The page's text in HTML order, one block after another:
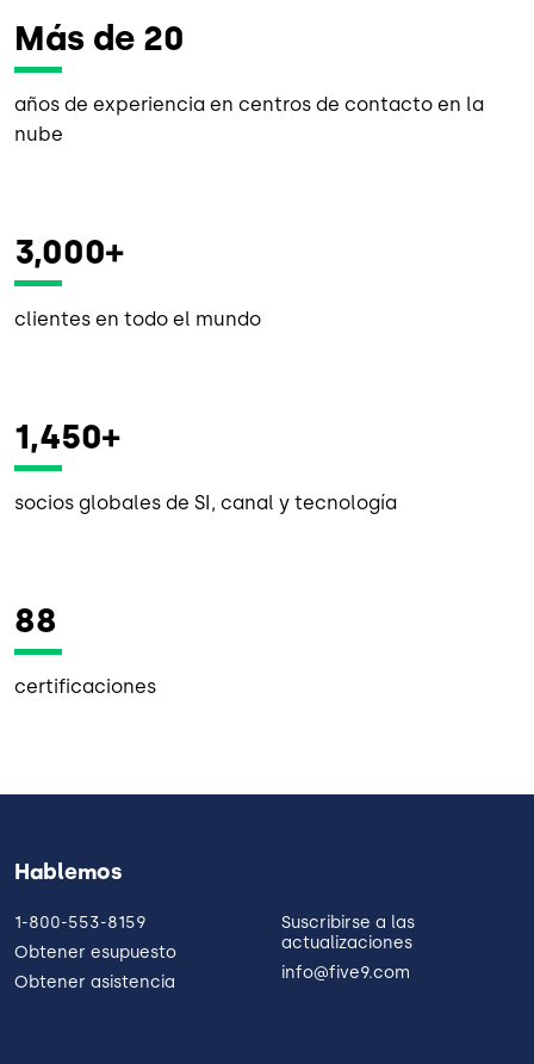
Más de 20
años de experiencia en centros de contacto en la
nube
3,000+
clientes en todo el mundo
1,450+
socios globales de SI, canal y tecnología
88
certificaciones
Hablemos
1-800-553-8159
Obtener esupuesto
Obtener asistencia
Suscribirse a las
actualizaciones
info@five9.com